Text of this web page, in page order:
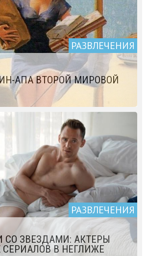
РАЗВЛЕЧЕНИЯ
АПА ВТОРОЙ МИРОВОЙ
РАЗВЛЕЧЕНИЯ
СО ЗВЕЗДАМИ: АКТЕРЫ
В НЕГЛИЖЕ